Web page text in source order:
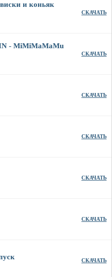
и коньяк
СКАЧАТЬ
- MiMiMaMaMu
СКАЧАТЬ
СКАЧАТЬ
СКАЧАТЬ
СКАЧАТЬ
СКАЧАТЬ
СКАЧАТЬ